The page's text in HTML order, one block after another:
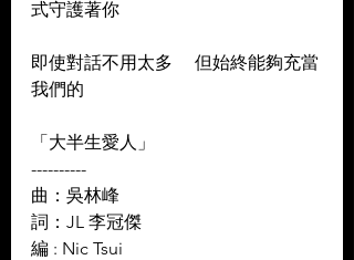
式守護著你
即使對話不用太多     但始終能夠充當
我們的
「大半生愛人」
----------
曲：吳林峰
詞：JL 李冠傑
編 : Nic Tsui